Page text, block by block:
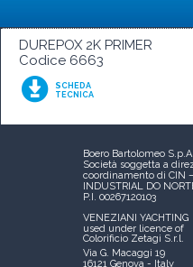
DUREPOX 2K PRIMER
Codice 6663
SCHEDA
TECNICA
Boero Bartolomeo S.p.A.
Società soggetta a
coordinamento di CIN –
INDUSTRIAL DO
P.I. 00267120103
VENEZIANI YACHTING
used under licence of
Colorificio Zetagi S.r.l.
Via G. Macaggi 19
16121 Genova - Italy